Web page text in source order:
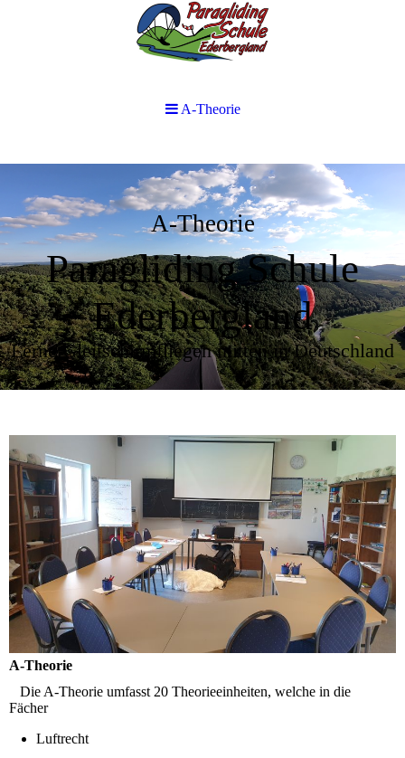
A-Theorie
Paragliding Schule
Ederbergland
Lerne Gleitschirmfliegen mitten in Deutschland
A-Theorie
Die A-Theorie umfasst 20 Theorieeinheiten, welche in die
Fächer
Luftrecht
A-Theorie